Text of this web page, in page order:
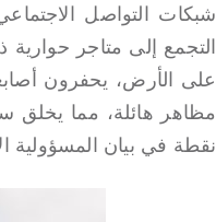
شبكات التواصل
التجمع إلى متاجر
على الأرض، يحفرون
مظاهر هائلة، مما يخلق
نقطة في بيان المسؤولية